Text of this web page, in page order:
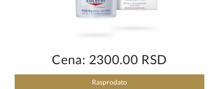
Cena: 2300.00 RSD
Rasprodato